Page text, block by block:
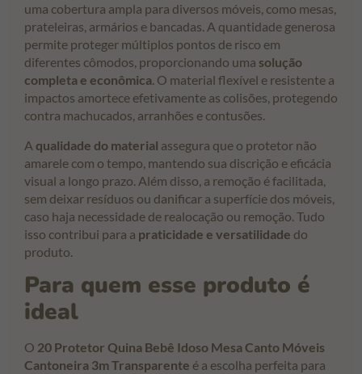
uma cobertura ampla para diversos móveis, como mesas,
prateleiras, armários e bancadas. A quantidade generosa
permite proteger múltiplos pontos de risco em
diferentes cômodos, proporcionando uma solução
completa e econômica. O material flexível e resistente a
impactos amortece efetivamente as colisões, protegendo
contra machucados, arranhões e contusões.
A qualidade do material assegura que o protetor não
amarele com o tempo, mantendo sua discrição e eficácia
visual a longo prazo. Além disso, a remoção é facilitada,
sem deixar resíduos ou danificar a superfície dos móveis,
caso haja necessidade de realocação ou remoção. Tudo
isso contribui para a praticidade e versatilidade do
produto.
Para quem esse produto é
ideal
O 20 Protetor Quina Bebê Idoso Mesa Canto Móveis
Cantoneira 3m Transparente é a escolha perfeita para